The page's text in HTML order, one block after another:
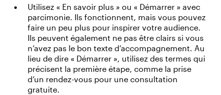
Utilisez « En savoir plus » ou « Démarrer » avec
parcimonie. Ils fonctionnent, mais vous pouvez
faire un peu plus pour inspirer votre audience.
Ils peuvent également ne pas être clairs si vous
n’avez pas le bon texte d’accompagnement. Au
lieu de dire « Démarrer », utilisez des termes qui
précisent la première étape, comme la prise
d’un rendez-vous pour une consultation
gratuite.